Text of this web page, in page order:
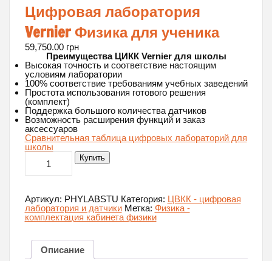
Цифровая лаборатория
Vernier Физика для ученика
59,750.00 грн
Преимущества ЦИКК Vernier для школы
Высокая точность и соответствие настоящим
условиям лаборатории
100% соответствие требованиям учебных заведений
Простота использования готового решения
(комплект)
Поддержка большого количества датчиков
Возможность расширения функций и заказ
аксессуаров
Сравнительная таблица цифровых лабораторий для
школы
Количество
товара
Цифровая
Физика
для
ученика
Купить
Артикул: PHYLABSTU Категория: ЦВКК - цифровая
лаборатория и датчики Метка: Физика -
комплектация кабинета физики
Описание